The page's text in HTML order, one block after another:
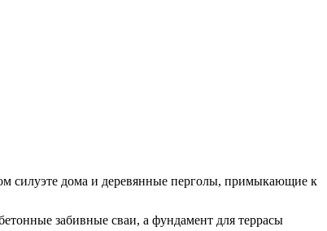
силуэте дома и деревянные перголы, примыкающие к
забивные сваи, а фундамент для террасы